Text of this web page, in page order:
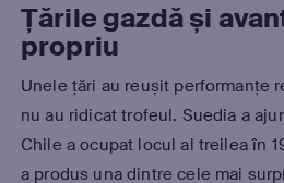
Țările gazdă și
propriu
Unele țări au reușit performanțe
nu au ridicat trofeul. Suedia a
Chile a ocupat locul al treilea în
a produs una dintre cele mai